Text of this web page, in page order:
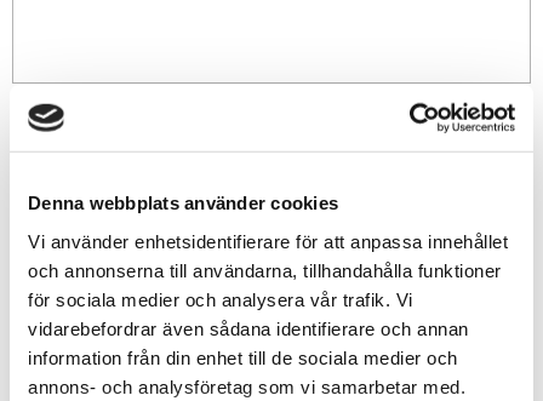
Denna webbplats använder cookies
Vi använder enhetsidentifierare för att anpassa innehållet
och annonserna till användarna, tillhandahålla funktioner
för sociala medier och analysera vår trafik. Vi
vidarebefordrar även sådana identifierare och annan
information från din enhet till de sociala medier och
annons- och analysföretag som vi samarbetar med.
289sek
+
-
Lägg till i favoriter
Artikelnr
TA78012
Leveranstid
skickas från oss inom 0-1 vardagar